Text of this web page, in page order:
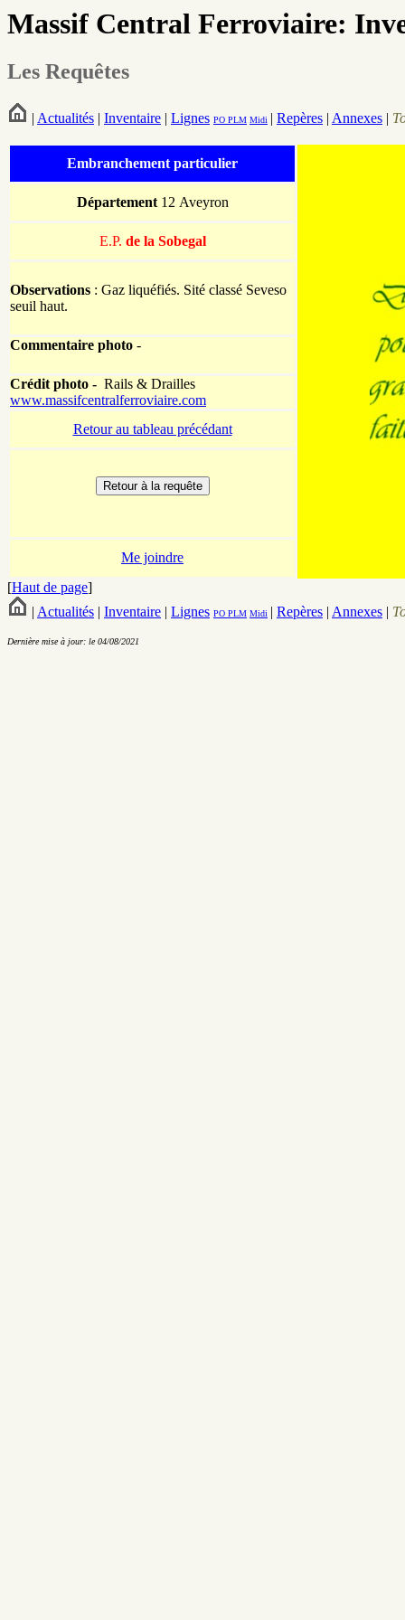
Massif Central Ferroviaire:
Les Requêtes
| Actualités | Inventaire | Lignes PO PLM Midi | Repères | Annexes |
Embranchement particulier
Département12 Aveyron
E.P. de la Sobegal
Observations : Gaz liquéfiés. Sité classé Seveso
seuil haut.
Commentaire photo -
Crédit photo - Rails & Drailles
www.massifcentralferroviaire.com
Retour au tableau précédant
Me joindre
[Haut de page]
| Actualités | Inventaire | Lignes PO PLM Midi | Repères | Annexes |
Dernière mise à jour: le 04/08/2021